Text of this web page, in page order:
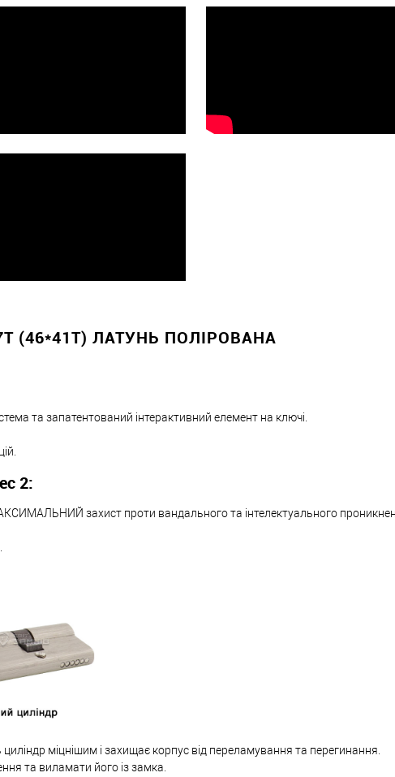
(46*41T) ЛАТУНЬ ПОЛІРОВАНА
та запатентований інтерактивний елемент на ключі.
2:
захист проти вандального та інтелектуального
міцнішим і захищає корпус від переламування та перегинання.
та виламати його із замка.